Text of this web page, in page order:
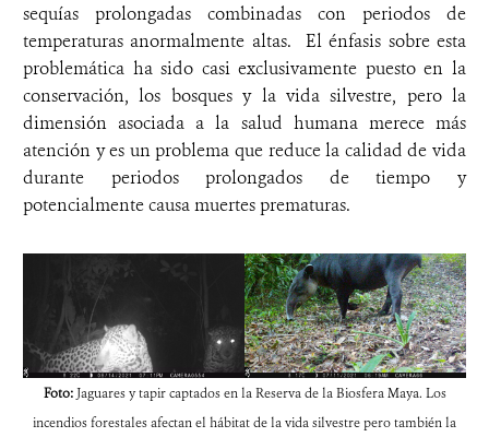
sequías prolongadas combinadas con periodos de
temperaturas anormalmente altas. El énfasis sobre esta
problemática ha sido casi exclusivamente puesto en la
conservación, los bosques y la vida silvestre, pero la
dimensión asociada a la salud humana merece más
atención y es un problema que reduce la calidad de vida
durante periodos prolongados de tiempo y
potencialmente causa muertes prematuras.
Foto:Jaguares y tapir captados en la Reserva de la Biosfera Maya. Los
incendios forestales afectan el hábitat de la vida silvestre pero también la